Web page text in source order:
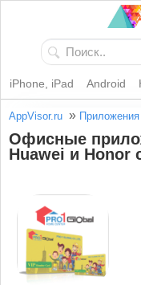
iPhone, iPad Android
AppVisor.ru » Приложения
Офисные
Huawei и Honor